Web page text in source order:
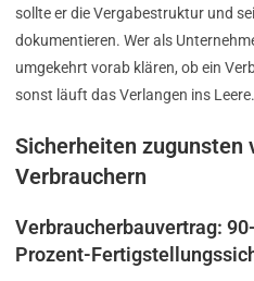
sollte er die Vergabestruktur und
dokumentieren. Wer als
umgekehrt vorab klären, ob ein
sonst läuft das Verlangen ins Leere.
Sicherheiten zugunsten
Verbrauchern
Verbraucherbauvertrag:
Prozent-